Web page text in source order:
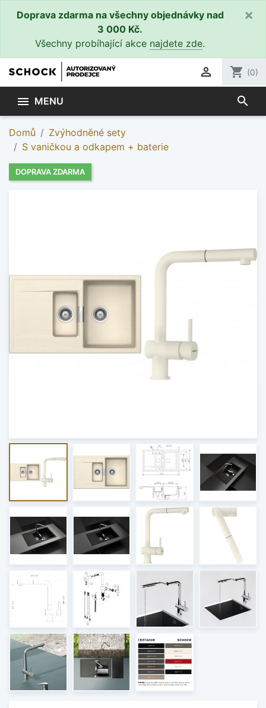
Doprava zdarma na všechny objednávky nad
3 000 Kč.
Všechny probíhající akce najdete zde.
×
 shopping_cart (0)
 MENU search
Domů
Zvýhodněné sety
S vaničkou a odkapem + baterie
DOPRAVA ZDARMA